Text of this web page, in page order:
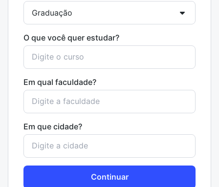
O que você quer estudar?
Em qual faculdade?
Em que cidade?
Continuar